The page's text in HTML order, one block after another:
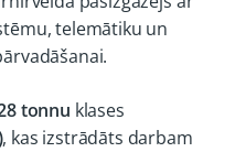
telemātiku un
tonnu klases
, kas izstrādāts darbam